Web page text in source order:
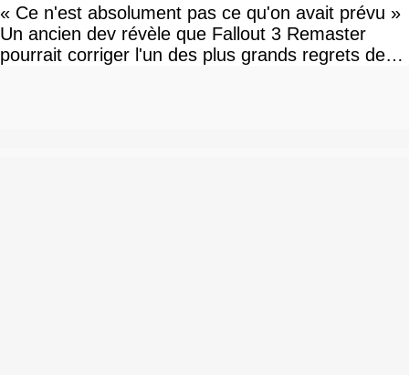
« Ce n'est absolument pas ce qu'on avait prévu »
Un ancien dev révèle que Fallout 3 Remaster
pourrait corriger l'un des plus grands regrets de